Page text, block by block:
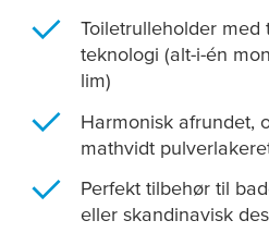
Toiletrulleholder med
teknologi (alt-i-én
lim)
Harmonisk afrundet,
mathvidt
Perfekt tilbehør til
eller skandinavisk